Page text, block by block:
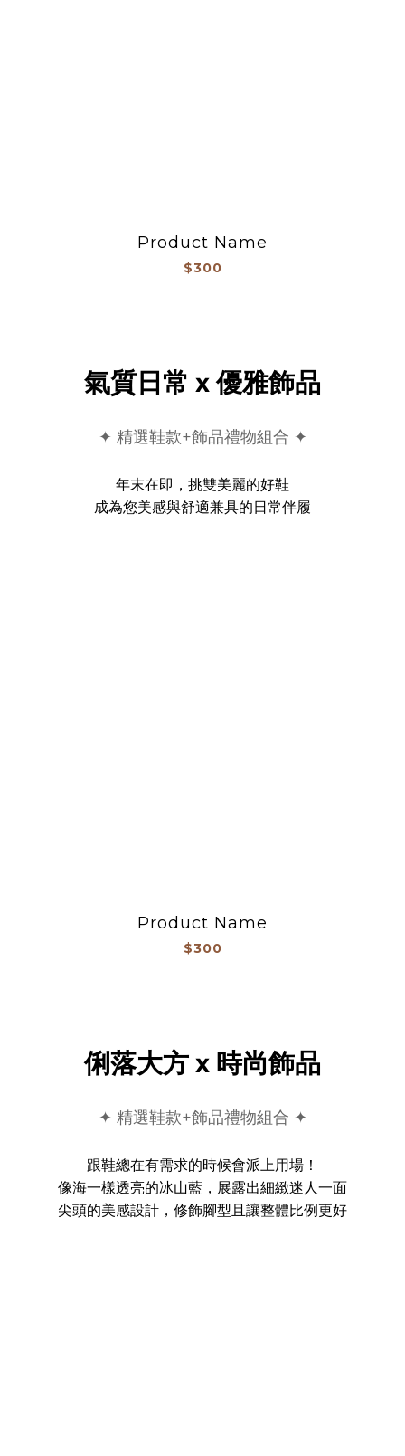
Product Name
$300
氣質日常 x 優雅飾品
✦ 精選鞋款+飾品禮物組合 ✦
年末在即，挑雙美麗的好鞋
成為您美感與舒適兼具的日常伴履
Product Name
$300
俐落大方 x 時尚飾品
✦ 精選鞋款+飾品禮物組合 ✦
跟鞋總在有需求的時候會派上用場！
像海一樣透亮的冰山藍，展露出細緻迷人一面
尖頭的美感設計，修飾腳型且讓整體比例更好